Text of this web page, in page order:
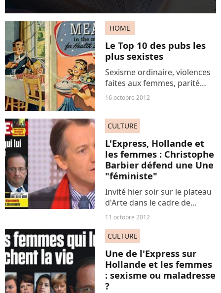
HOME
Le Top 10 des pubs les
plus sexistes
Sexisme ordinaire, violences
faites aux femmes, parité
non respectée... Chaque jour,
nombre de ceux qui, comme
Terrafemina, la...
16 octobre 2012
CULTURE
L'Express, Hollande et
les femmes : Christophe
Barbier défend une Une
"féministe"
Invité hier soir sur le plateau
d'Arte dans le cadre de
l'émission « 28 minutes », le
L'Express Christophe Barbier
devait s'expliquer sur la Une
polémique...
11 octobre 2012
CULTURE
Une de l'Express sur
Hollande et les femmes
: sexisme ou maladresse
?